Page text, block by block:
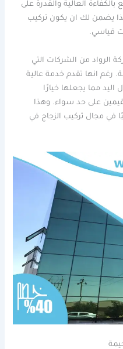
العالية والقدرة على
يضمن لك ان يكون تركيب
قياسي.
الرواد من الشركات التي
رغم انها تقدم خدمة عالية
اليد مما يجعلها خيارًا
على حد سواء. وهذا
في مجال تركيب الزجاج في